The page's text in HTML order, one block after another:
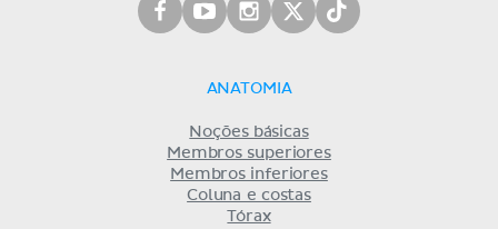
ANATOMIA
Noções básicas
Membros superiores
Membros inferiores
Coluna e costas
Tórax